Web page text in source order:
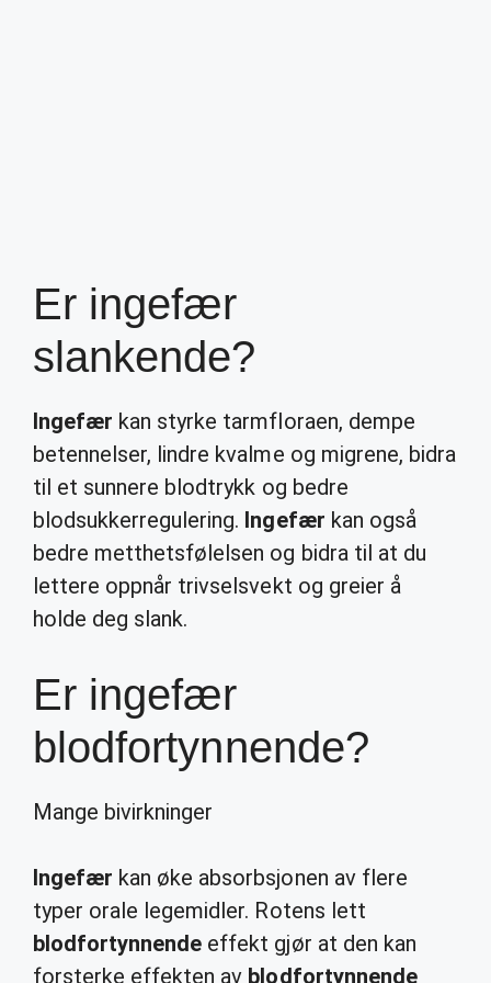
Er ingefær
slankende?
Ingefær kan styrke tarmfloraen, dempe
betennelser, lindre kvalme og migrene, bidra
til et sunnere blodtrykk og bedre
blodsukkerregulering. Ingefær kan også
bedre metthetsfølelsen og bidra til at du
lettere oppnår trivselsvekt og greier å
holde deg slank.
Er ingefær
blodfortynnende?
Mange bivirkninger
Ingefær kan øke absorbsjonen av flere
typer orale legemidler. Rotens lett
blodfortynnende effekt gjør at den kan
forsterke effekten av blodfortynnende